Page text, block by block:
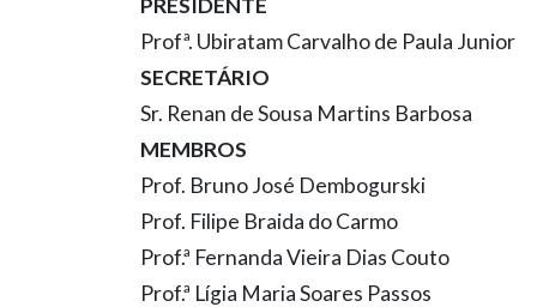
PRESIDENTE
Profª. Ubiratam Carvalho de Paula Junior
SECRETÁRIO
Sr. Renan de Sousa Martins Barbosa
MEMBROS
Prof. Bruno José Dembogurski
Prof. Filipe Braida do Carmo
Prof.ª Fernanda Vieira Dias Couto
Prof.ª Lígia Maria Soares Passos